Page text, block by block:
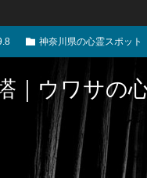
神奈川県の心霊スポット
｜ウワサの